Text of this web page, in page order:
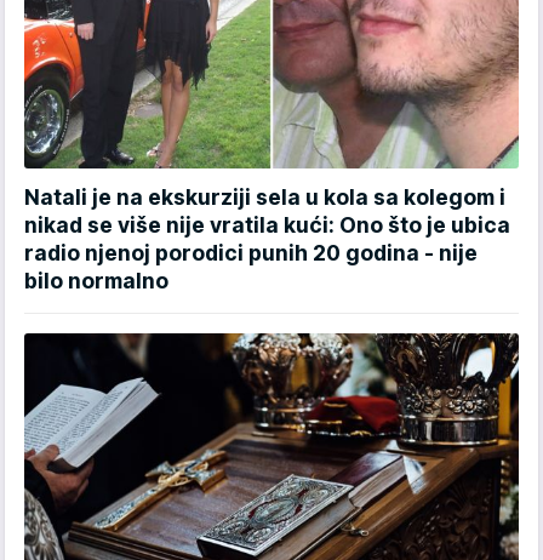
Natali je na ekskurziji sela u kola sa kolegom i
nikad se više nije vratila kući: Ono što je ubica
radio njenoj porodici punih 20 godina - nije
bilo normalno